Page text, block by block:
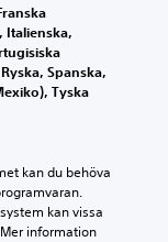
Italienska,
Spanska,
Tyska
kan du behöva
kan vissa
information